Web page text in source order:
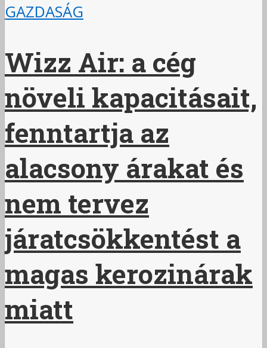
GAZDASÁG
Wizz Air: a cég
növeli kapacitásait,
fenntartja az
alacsony árakat és
nem tervez
járatcsökkentést a
magas kerozinárak
miatt